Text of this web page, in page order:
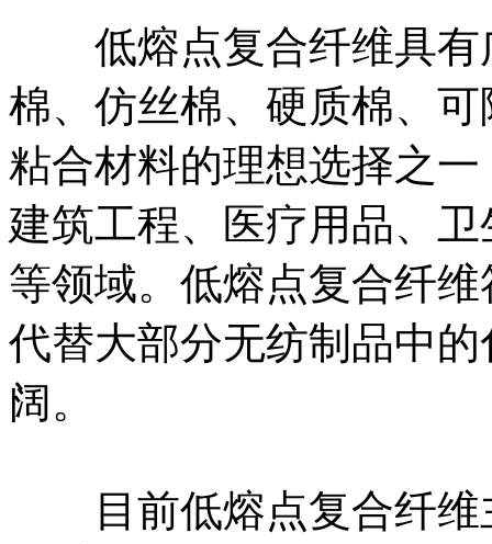
低熔点复合纤维具有
棉、仿丝棉、硬质棉、
粘合材料的理想选择之
建筑工程、医疗用品、
等领域。低熔点复合纤
代替大部分无纺制品中
阔。
目前低熔点复合纤维